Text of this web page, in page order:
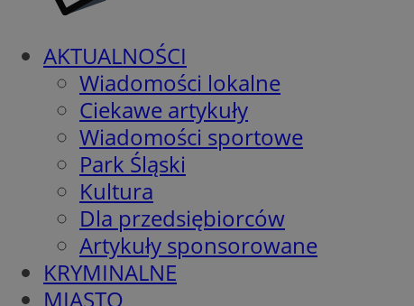
AKTUALNOŚCI
Wiadomości lokalne
Ciekawe artykuły
Wiadomości sportowe
Park Śląski
Kultura
Dla przedsiębiorców
Artykuły sponsorowane
KRYMINALNE
MIASTO